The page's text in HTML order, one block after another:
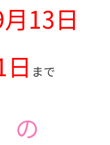
13日
まで